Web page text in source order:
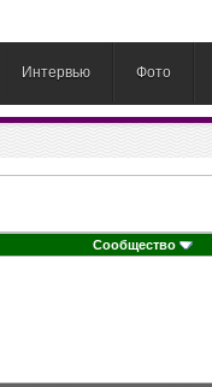
Интервью Фото
Сообщество